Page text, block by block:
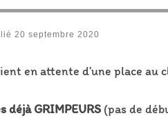
20 septembre 2020
en attente d’une place
déjà GRIMPEURS (pas de